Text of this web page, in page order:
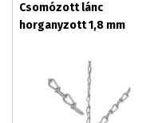
Csomózott lánc
horganyzott 1,8 mm